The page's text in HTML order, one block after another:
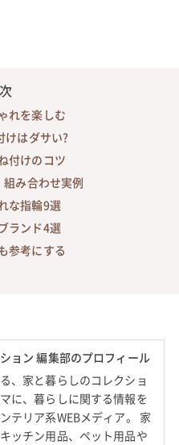
れを楽しむ
けはダサい?
付けのコツ
み合わせ実例
な指輪9選
ランド4選
参考にする
ョン 編集部のプロフィール
る、家と暮らしのコレクショ
に、暮らしに関する情報を
テリア系WEBメディア。 家
ッチン用品、ペット用品や